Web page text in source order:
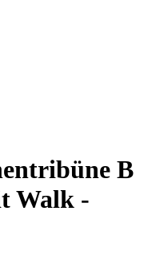
B
Walk -